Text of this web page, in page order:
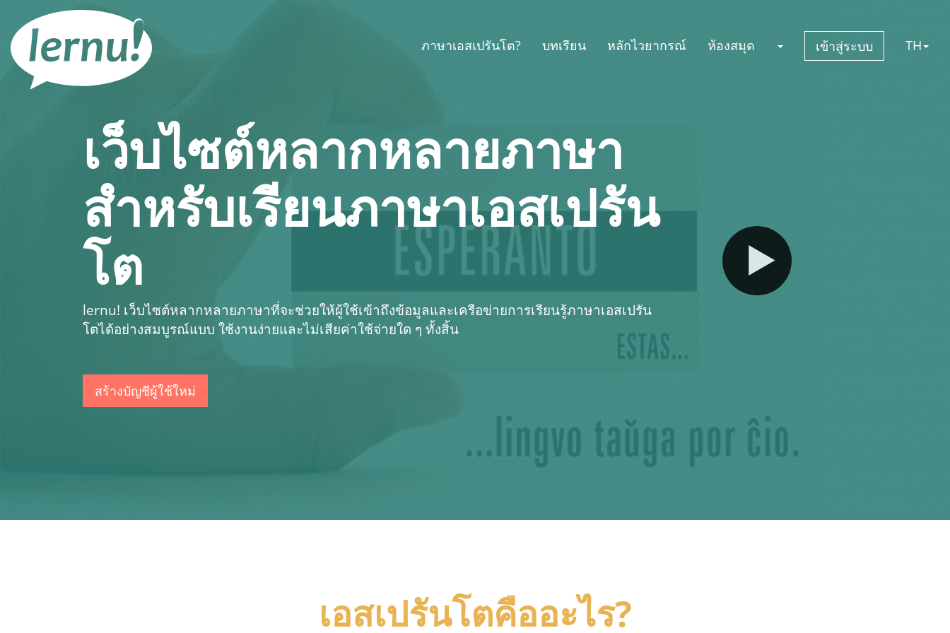
สารบัญ
ภาษาเอสเปรันโต? บทเรียน หลักไวยากรณ์ ห้องสมุด เข้าสู่ระบบ TH
เว็บไซต์หลากหลายภาษา
สำหรับเรียนภาษาเอสเปรัน
โต
lernu! เว็บไซต์หลากหลายภาษาที่จะช่วยให้ผู้ใช้เข้าถึงข้อมูลและเครือข่ายการเรียนรู้ภาษาเอสเปรัน
โตได้อย่างสมบูรณ์แบบ ใช้งานง่ายและไม่เสียค่าใช้จ่ายใด ๆ ทั้งสิ้น
สร้างบัญชีผู้ใช้ใหม่
เอสเปรันโตคืออะไร?